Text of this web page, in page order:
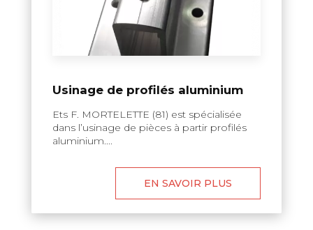
Usinage de profilés aluminium
Ets F. MORTELETTE (81) est spécialisée
dans l’usinage de pièces à partir profilés
aluminium....
EN SAVOIR PLUS